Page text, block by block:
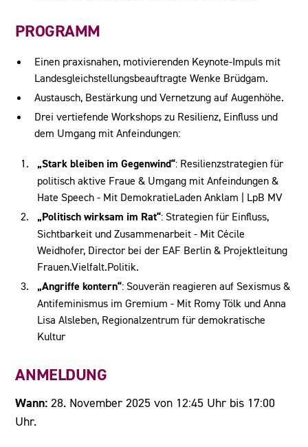
PROGRAMM
Einen praxisnahen, motivierenden Keynote-Impuls mit
Landesgleichstellungsbeauftragte Wenke Brüdgam.
Austausch, Bestärkung und Vernetzung auf Augenhöhe.
Drei vertiefende Workshops zu Resilienz, Einfluss und
dem Umgang mit Anfeindungen:
„Stark bleiben im Gegenwind“: Resilienzstrategien für
politisch aktive Fraue & Umgang mit Anfeindungen &
Hate Speech - Mit DemokratieLaden Anklam | LpB MV
„Politisch wirksam im Rat“: Strategien für Einfluss,
Sichtbarkeit und Zusammenarbeit - Mit Cécile
Weidhofer, Director bei der EAF Berlin & Projektleitung
Frauen.Vielfalt.Politik.
„Angriffe kontern“: Souverän reagieren auf Sexismus &
Antifeminismus im Gremium - Mit Romy Tölk und Anna
Lisa Alsleben, Regionalzentrum für demokratische
Kultur
ANMELDUNG
Wann: 28. November 2025 von 12:45 Uhr bis 17:00
Uhr.